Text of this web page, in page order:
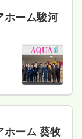
を見る
ホーム駿河
ホーム 葵牧